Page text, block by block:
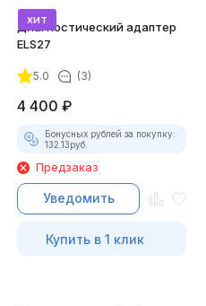
хит
Диагностический адаптер
ELS27
5.0 (3)
4 400 ₽
Бонусных рублей за покупку:
132.13руб.
Предзаказ
Уведомить
Купить в 1 клик